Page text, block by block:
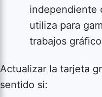
independiente
utiliza para
trabajos
Actualizar la tarjeta
sentido si: